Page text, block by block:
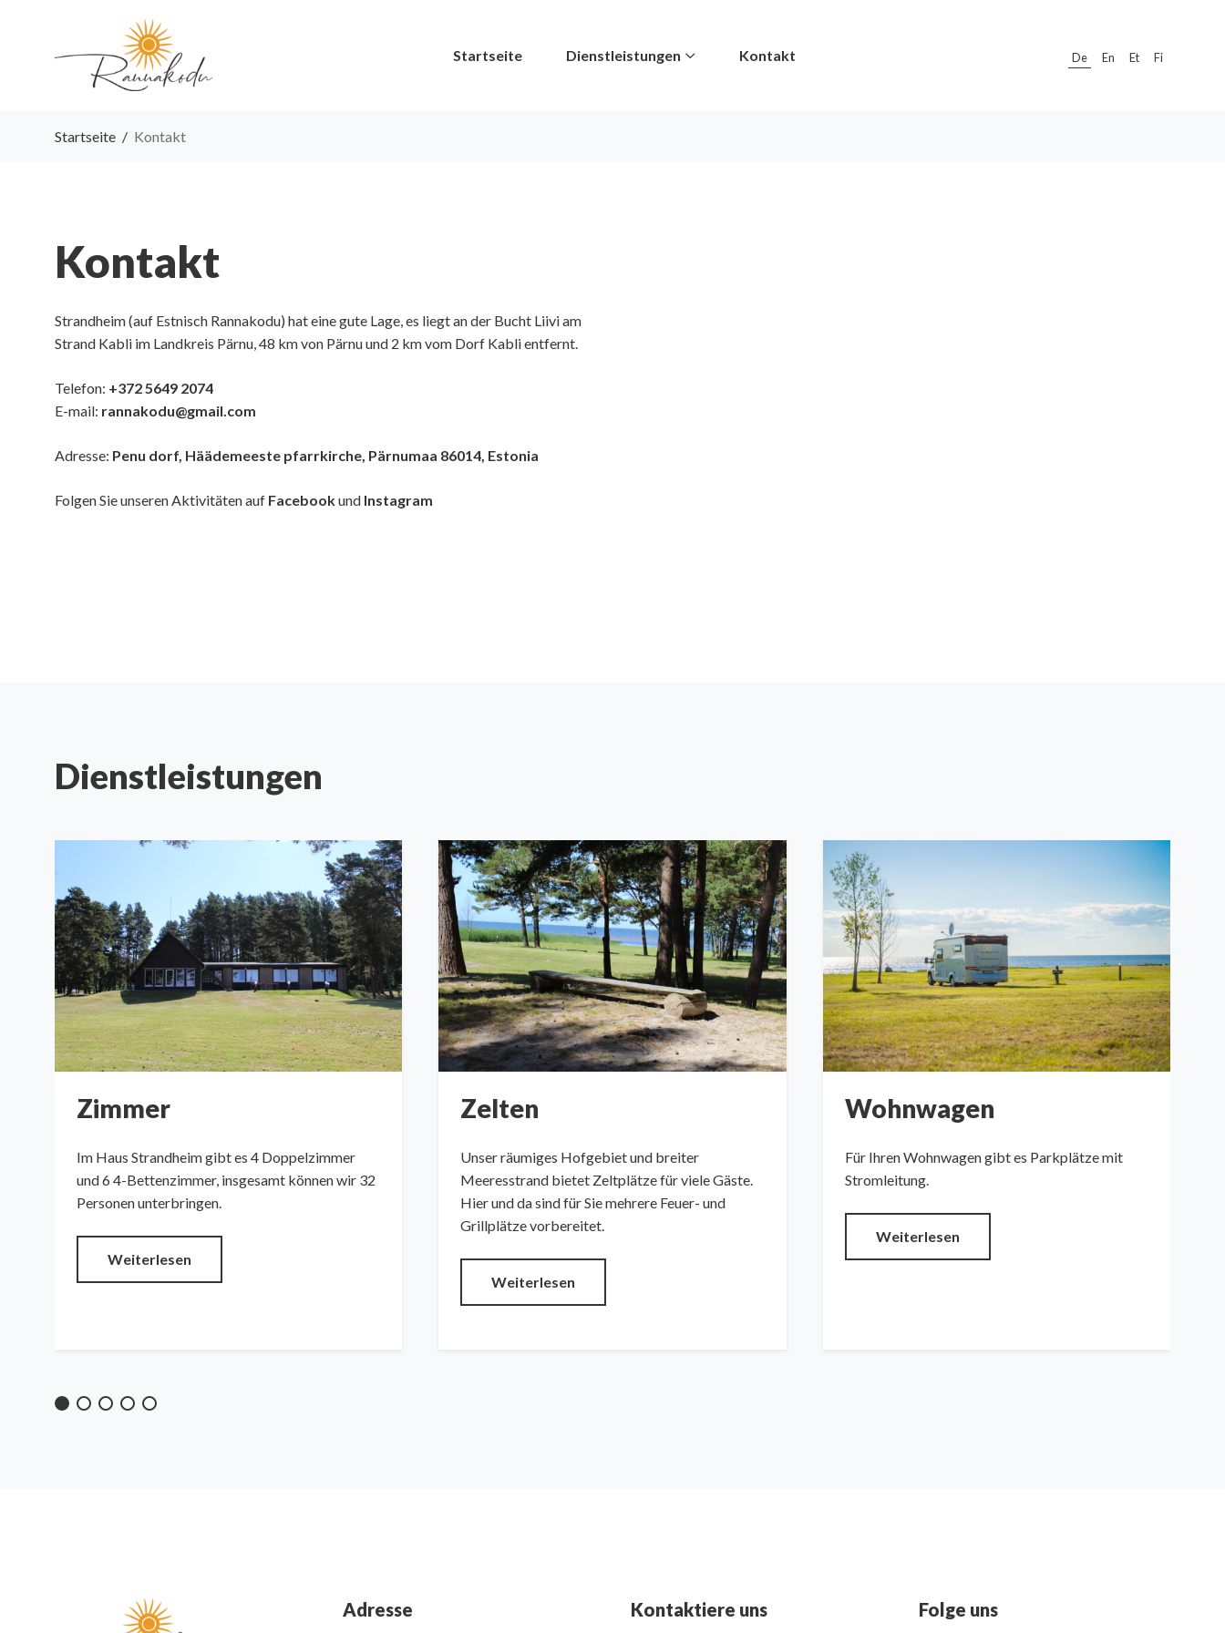
Startseite Dienstleistungen Kontakt De En Et Fi
Startseite / Kontakt
Kontakt
Strandheim (auf Estnisch Rannakodu) hat eine gute Lage, es liegt an der Bucht Liivi am
Strand Kabli im Landkreis Pärnu, 48 km von Pärnu und 2 km vom Dorf Kabli entfernt.
Telefon: +372 5649 2074
E-mail: rannakodu@gmail.com
Adresse: Penu dorf, Häädemeeste pfarrkirche, Pärnumaa 86014, Estonia
Folgen Sie unseren Aktivitäten auf Facebookund Instagram
Dienstleistungen
Zimmer
Im Haus Strandheim gibt es 4 Doppelzimmer
und 6 4-Bettenzimmer, insgesamt können wir 32
Personen unterbringen.
Weiterlesen
Zelten
Unser räumiges Hofgebiet und breiter
Meeresstrand bietet Zeltplätze für viele Gäste.
Hier und da sind für Sie mehrere Feuer- und
Grillplätze vorbereitet.
Weiterlesen
Wohnwagen
Für Ihren Wohnwagen gibt es Parkplätze mit
Stromleitung.
Weiterlesen
Adresse Kontaktiere uns Folge uns